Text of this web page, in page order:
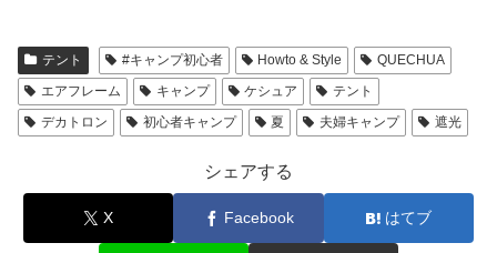
テント #キャンプ初心者 Howto & Style
QUECHUA
エアフレーム
キャンプ ケシュア
テント
デカトロン
初心者キャンプ 夏 夫婦キャンプ 遮光
シェアする
X Facebook はてブ